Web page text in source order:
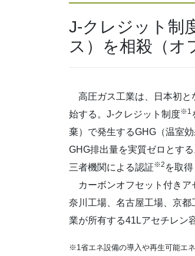
J-クレジット制
ス）を相殺（オ
高圧ガス工業は、日本初と
始する。J-クレジット制度※1
棄）で発生するGHG（温室
GHG排出量を実質ゼロとす
三者機関による認証※2 を取得
カーボンオフセット付きア
奈川工場、名古屋工場、京
業が所有する41Lアセチレン
※1省エネ設備の導入や再生可能エ